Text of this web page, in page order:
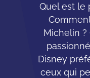
Quel est le
Michelin ?
Disney
ceux qui